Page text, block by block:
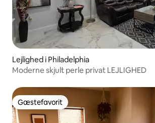
Lejlighed i Philadelphia
Moderne skjult perle privat LEJLIGHED
Gæstefavorit
Gæstefavorit